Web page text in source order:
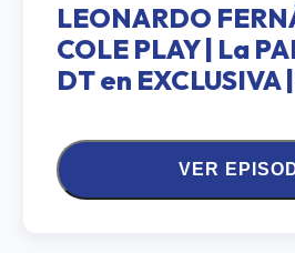
LEONARDO
COLE PLAY | La
DT en EXCLUSIVA
VER